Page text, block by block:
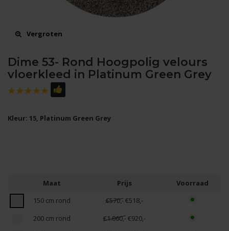
Vergroten
Dime 53- Rond Hoogpolig velours
vloerkleed in Platinum Green Grey
Kleur: 15, Platinum Green Grey
Maat Prijs
Voorraad
150 cm rond
€570,-€518,-
200 cm rond
€1.060,-€920,-